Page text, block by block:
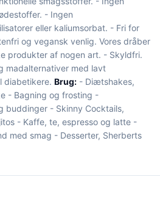
- Ingen
eller kaliumsorbat. - Fri for
og vegansk venlig. Vores dråber
produkter af nogen art. - Skyldfri.
madalternativer med lavt
diabetikere. Brug: - Diætshakes,
- Bagning og frosting -
buddinger - Skinny Cocktails,
- Kaffe, te, espresso og latte -
med smag - Desserter, Sherberts